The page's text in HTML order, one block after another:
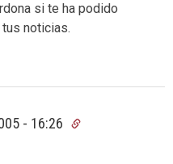
si te ha podido
noticias.
- 16:26